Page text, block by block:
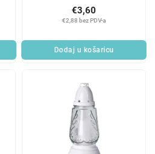
€2,88 bez PDV-a
€3,60
Dodaj u košaricu